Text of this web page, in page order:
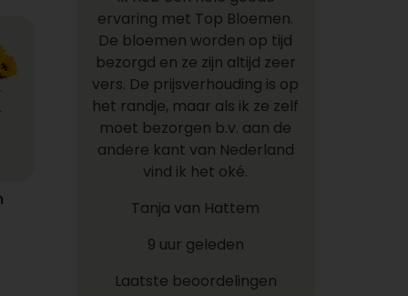
ervaring met Top Bloemen.
De bloemen worden op tijd
bezorgd en ze zijn altijd zeer
vers. De prijsverhouding is op
het randje, maar als ik ze zelf
moet bezorgen b.v. aan de
andere kant van Nederland
vind ik het oké.
Tanja van Hattem
9 uur geleden
Laatste beoordelingen